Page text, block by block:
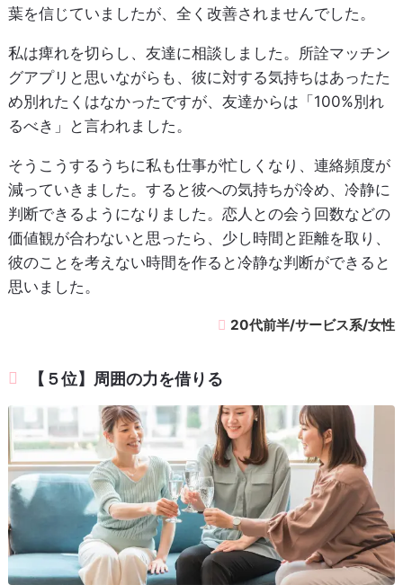
葉を信じていましたが、全く改善されませんでした。
私は痺れを切らし、友達に相談しました。所詮マッチン
グアプリと思いながらも、彼に対する気持ちはあったた
め別れたくはなかったですが、友達からは「100%別れ
るべき」と言われました。
そうこうするうちに私も仕事が忙しくなり、連絡頻度が
減っていきました。すると彼への気持ちが冷め、冷静に
判断できるようになりました。恋人との会う回数などの
価値観が合わないと思ったら、少し時間と距離を取り、
彼のことを考えない時間を作ると冷静な判断ができると
思いました。
20代前半/サービス系/女性
【５位】周囲の力を借りる